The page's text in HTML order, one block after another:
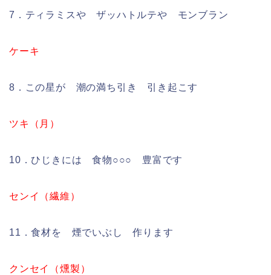
7．ティラミスや ザッハトルテや モンブラン
ケーキ
8．この星が 潮の満ち引き 引き起こす
ツキ（月）
10．ひじきには 食物○○○ 豊富です
センイ（繊維）
11．食材を 煙でいぶし 作ります
クンセイ（燻製）